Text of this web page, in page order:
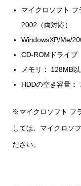
マイクロソフト
2002（両対応）
WindowsXP/Me/
CD-ROMドライブ
メモリ： 128MB以
HDDの空き容量：
※マイクロソフト フ
しては、マイクロソ
ださい。